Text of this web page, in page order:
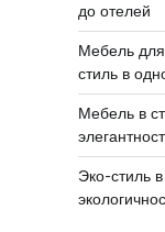
до отелей
Мебель для
стиль в
Мебель в
Эко-стиль